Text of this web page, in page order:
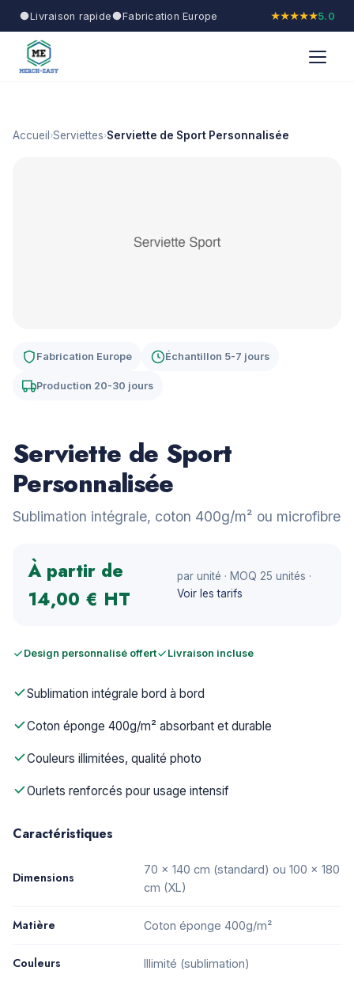
Livraison rapide Fabrication Europe ★★★★★5.0
Accueil ›Serviettes›Serviette de Sport Personnalisée
Fabrication Europe Échantillon 5-7 jours
Production 20-30 jours
Serviette de Sport
Personnalisée
Sublimation intégrale, coton 400g/m² ou microfibre
À partir de
14,00 € HT
par unité · MOQ 25 unités ·
Voir les tarifs
Design personnalisé offert Livraison incluse
Sublimation intégrale bord à bord
Coton éponge 400g/m² absorbant et durable
Couleurs illimitées, qualité photo
Ourlets renforcés pour usage intensif
Caractéristiques
Dimensions
70 × 140 cm (standard) ou 100 × 180
cm (XL)
Matière Coton éponge 400g/m²
Couleurs Illimité (sublimation)